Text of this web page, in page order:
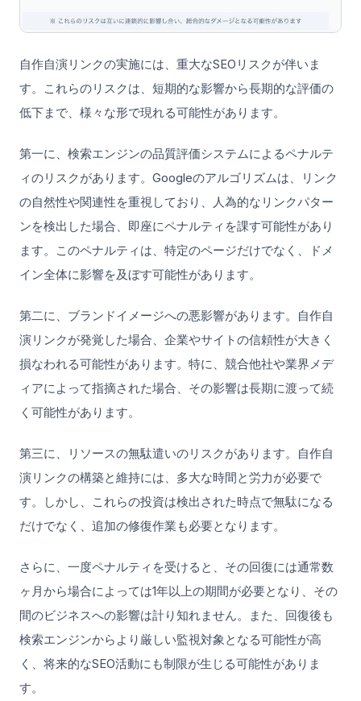
自作自演リンクの実施には、重大なSEOリスクが伴いま
す。これらのリスクは、短期的な影響から長期的な評価の
低下まで、様々な形で現れる可能性があります。
第一に、検索エンジンの品質評価システムによるペナルテ
ィのリスクがあります。Googleのアルゴリズムは、リンク
の自然性や関連性を重視しており、人為的なリンクパター
ンを検出した場合、即座にペナルティを課す可能性があり
ます。このペナルティは、特定のページだけでなく、ドメ
イン全体に影響を及ぼす可能性があります。
第二に、ブランドイメージへの悪影響があります。自作自
演リンクが発覚した場合、企業やサイトの信頼性が大きく
損なわれる可能性があります。特に、競合他社や業界メデ
ィアによって指摘された場合、その影響は長期に渡って続
く可能性があります。
第三に、リソースの無駄遣いのリスクがあります。自作自
演リンクの構築と維持には、多大な時間と労力が必要で
す。しかし、これらの投資は検出された時点で無駄になる
だけでなく、追加の修復作業も必要となります。
さらに、一度ペナルティを受けると、その回復には通常数
ヶ月から場合によっては1年以上の期間が必要となり、その
間のビジネスへの影響は計り知れません。また、回復後も
検索エンジンからより厳しい監視対象となる可能性が高
く、将来的なSEO活動にも制限が生じる可能性がありま
す。